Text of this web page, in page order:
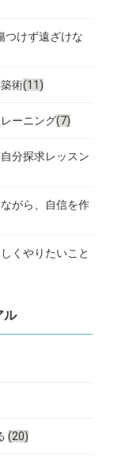
けず遠ざけな
術(11)
ーニング(7)
分探求レッスン
がら、自信を作
くやりたいこと
ル
(20)